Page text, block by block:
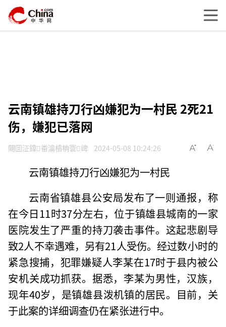
云南镇雄持刀行凶嫌犯为一村民 2死21
伤，嫌犯已落网
闀囬泟鍏畨瀹樻柟寰崥 2024-05-08 10:24:26
云南镇雄持刀行凶嫌犯为一村民
云南省镇雄县公安局发布了一则通报，称
在今日11时37分左右，位于镇雄县城南的一家
医院发生了严重的持刀袭击事件。这起悲剧导
致2人不幸遇难，另有21人受伤。经过数小时的
紧急搜捕，犯罪嫌疑人李某在17时于县内被公
安机关成功抓获。据悉，李某为男性，汉族，
现年40岁，是镇雄县泼机镇的居民。目前，关
于此案的详细调查仍在紧张进行中。